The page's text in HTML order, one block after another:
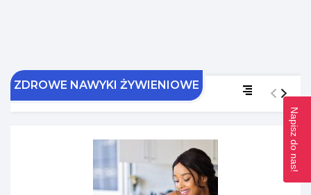
ZDROWE NAWYKI ŻYWIENIOWE
Napisz do nas!